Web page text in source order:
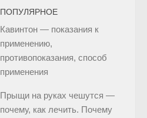
ПОПУЛЯРНОЕ
Кавинтон — показания к
применению,
противопоказания, способ
применения
Прыщи на руках чешутся —
почему, как лечить. Почему